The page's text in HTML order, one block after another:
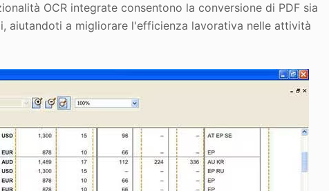
OCR integrate consentono la conversione di PDF sia
aiutandoti a migliorare l'efficienza lavorativa nelle attività